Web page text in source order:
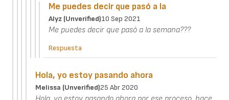
Me puedes decir que pasó a la
Alyz (unverified)10 Sep 2021
Me puedes decir que pasó a la semana???
Respuesta
Hola, yo estoy pasando ahora
Melissa (unverified)25 Abr 2020